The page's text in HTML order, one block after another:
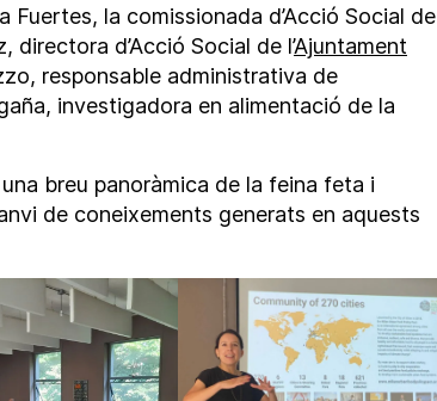
la comissionada d’Acció Social de
directora d’Acció Social de l’Ajuntament
responsable administrativa de
investigadora en alimentació de la
breu panoràmica de la feina feta i
de coneixements generats en aquests